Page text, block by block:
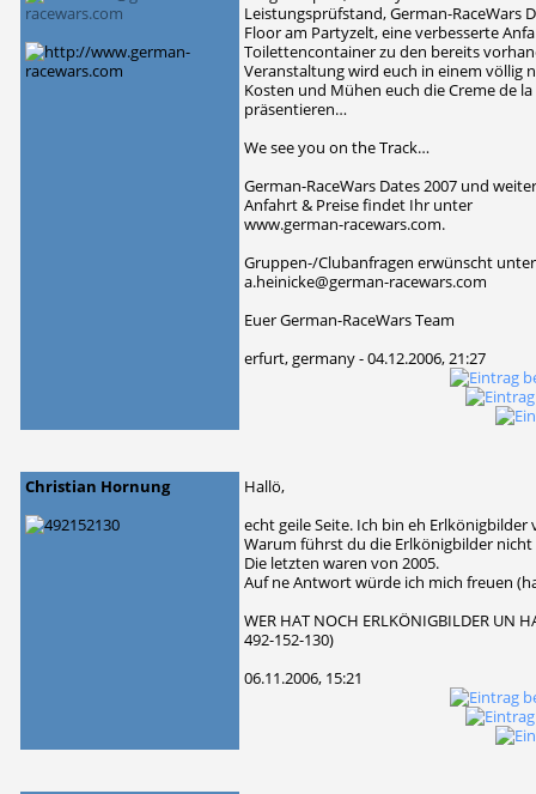
Leistungsprüfstand, German-RaceWars
Floor am Partyzelt, eine verbesserte
Toilettencontainer zu den bereits
Veranstaltung wird euch in einem völlig
Kosten und Mühen euch die Creme de
präsentieren…
We see you on the Track…
German-RaceWars Dates 2007 und
Anfahrt & Preise findet Ihr unter
www.german-racewars.com.
Gruppen-/Clubanfragen erwünscht
a.heinicke@german-racewars.com
Euer German-RaceWars Team
erfurt, germany - 04.12.2006, 21:27
Christian Hornung
Hallö,
echt geile Seite. Ich bin eh
Warum führst du die Erlkönigbilder nicht
Die letzten waren von 2005.
Auf ne Antwort würde ich mich freuen
WER HAT NOCH ERLKÖNIGBILDER UN
492-152-130)
06.11.2006, 15:21